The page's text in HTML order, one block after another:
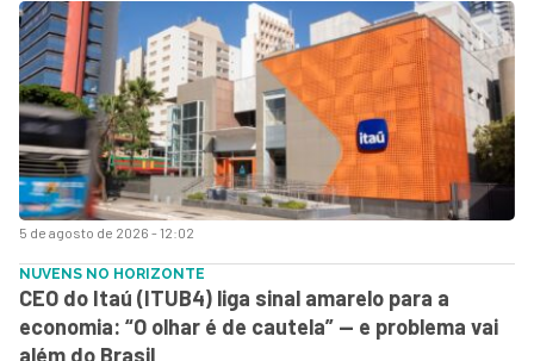
5 de agosto de 2026 - 12:02
NUVENS NO HORIZONTE
CEO do Itaú (ITUB4) liga sinal amarelo para a
economia: “O olhar é de cautela” — e problema vai
além do Brasil